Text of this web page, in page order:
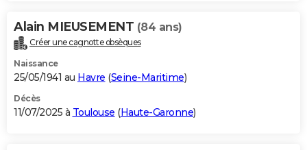
Alain MIEUSEMENT (84 ans)
Créer une cagnotte obsèques
Naissance
25/05/1941 au Havre (Seine-Maritime)
Décès
11/07/2025 à Toulouse (Haute-Garonne)